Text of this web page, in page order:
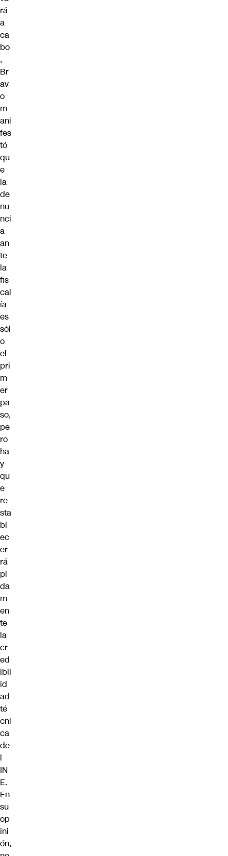
rá
a
ca
bo
,
Br
av
o
m
ani
fes
tó
qu
e
la
de
nu
nci
a
an
te
la
fis
cal
ía
es
sól
o
el
pri
m
er
pa
so,
pe
ro
ha
y
qu
e
re
sta
bl
ec
er
rá
pi
da
m
en
te
la
cr
ed
ibil
id
ad
té
cni
ca
de
l
IN
E.
En
su
op
ini
ón,